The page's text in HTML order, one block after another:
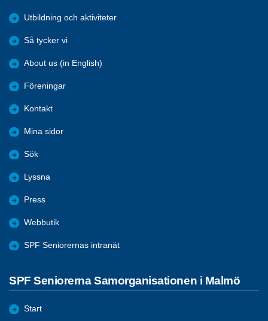
Utbildning och aktiviteter
Så tycker vi
About us (in English)
Föreningar
Kontakt
Mina sidor
Sök
Lyssna
Press
Webbutik
SPF Seniorernas intranät
SPF Seniorerna Samorganisationen i Malmö
Start